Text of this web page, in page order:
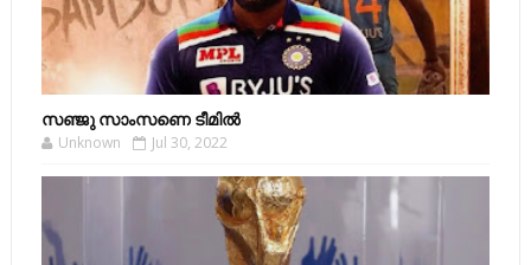
സഞ്ജു സാംസണെ ടീമില്‍
Unknown Jul 30, 2022